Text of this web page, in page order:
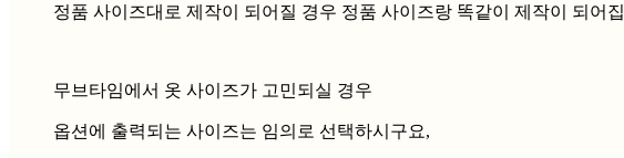
정품 사이즈대로 제작이 되어질 경우 정품 사이즈랑 똑같이 제작이 되어
무브타임에서 옷 사이즈가 고민되실 경우
옵션에 출력되는 사이즈는 임의로 선택하시구요,